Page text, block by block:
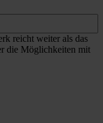
reicht weiter als das
die Möglichkeiten mit